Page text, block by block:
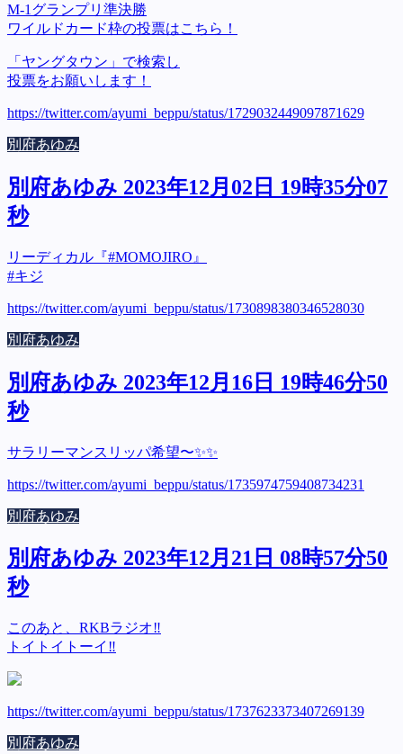
M-1グランプリ準決勝
ワイルドカード枠の投票はこちら！
「ヤングタウン」で検索し
投票をお願いします！
https://twitter.com/ayumi_beppu/status/1729032449097871629
別府あゆみ
別府あゆみ 2023年12月02日 19時35分07
秒
リーディカル『#MOMOJIRO』
#キジ
https://twitter.com/ayumi_beppu/status/1730898380346528030
別府あゆみ
別府あゆみ 2023年12月16日 19時46分50
秒
サラリーマンスリッパ希望〜✨✨
https://twitter.com/ayumi_beppu/status/1735974759408734231
別府あゆみ
別府あゆみ 2023年12月21日 08時57分50
秒
このあと、RKBラジオ‼️
トイトイトーイ‼️
https://twitter.com/ayumi_beppu/status/1737623373407269139
別府あゆみ